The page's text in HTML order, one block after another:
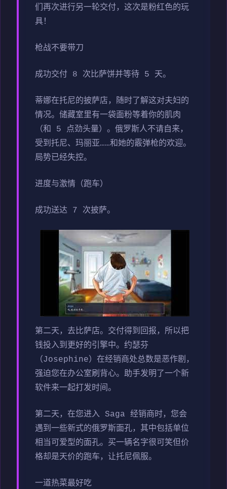
们再次进行另一轮交付，这次是粉红色的玩
具！
枪战不要带刀
成功交付 8 次比萨饼并等待 5 天。
蒂娜在托尼的披萨店，随时了解这对夫妇的
情况。储藏室里有一袋面粉等着你的肌肉
（和 5 点劲头量）。俄罗斯人不请自来，
受到托尼、玛丽亚……和她的霰弹枪的欢迎。
局势已经失控。
进度与激情（跑车）
成功送达 7 次披萨。
第二天，去比萨店。交付得到回报，所以把
钱投入到更好的引擎中。约瑟芬
（Josephine）在经销商处总数是恶作剧，
强迫您在办公室刷背心。助手发明了一个新
软件来一起打发时间。
第二天，在您进入 Saga 经销商时，您会
遇到一些新式的俄罗斯面孔，其中包括单位
相当可爱型的面孔。买一辆名字很可笑但价
格却是天价的跑车，让托尼佩服。
一道热菜最好吃